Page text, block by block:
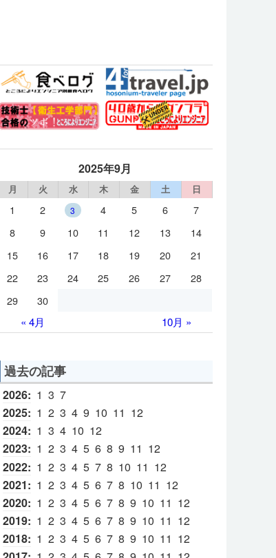
2025年9月
月 火 水 木 金 土 日
1 2 3 4 5 6
7
8
9 10 11 12 13
14
15
16 17 18 19 20
21
22
23 24 25 26 27
28
29
30
« 4月
10月 »
過去の記事
2026: 1 3 7
2025: 1 2 3 4 9 10 11 12
2024: 1 3 4 10 12
2023: 1 2 3 4 5 6 8 9 11 12
2022: 1 2 3 4 5 7 8 10 11 12
2021: 1 2 3 4 5 6 7 8 10 11 12
2020: 1 2 3 4 5 6 7 8 9 10 11 12
2019: 1 2 3 4 5 6 7 8 9 10 11 12
2018: 1 2 3 4 5 6 7 8 9 10 11 12